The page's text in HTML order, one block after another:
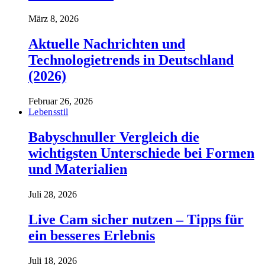
März 8, 2026
Aktuelle Nachrichten und
Technologietrends in Deutschland
(2026)
Februar 26, 2026
Lebensstil
Babyschnuller Vergleich die
wichtigsten Unterschiede bei Formen
und Materialien
Juli 28, 2026
Live Cam sicher nutzen – Tipps für
ein besseres Erlebnis
Juli 18, 2026